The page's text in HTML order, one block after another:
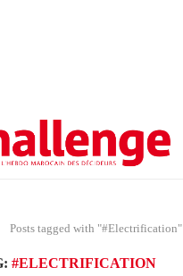
Posts tagged with "#Electrification"
#ELECTRIFICATION